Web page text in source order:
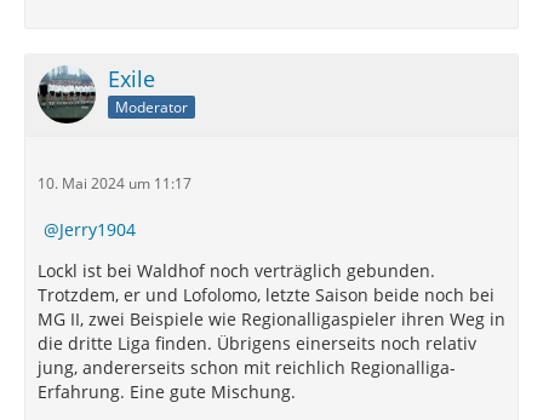
Manu (Fortuna Düsseldorf U23)
C - Spielstarker und torgefährlicher Ersatz für
Erste Vorschläge: Luca Sirch (Lok Leipzig), Tunay
Besar Halimi (Hallescher FC)
D - Typ Königstransfer als Marseiler-Ersatz
Erste Vorschläge: Lucas Cueto (Kommt bei DD nicht
wirklich zum Zug, obwohl er nach jeder
Einwechslung echt Dampf macht/ Nach den Jahren in
Karlsruhe und jetzt auch in Dresden braucht er mal
Exile
Moderator
10. Mai 2024 um 11:17
Jerry1904
Lockl ist bei Waldhof noch verträglich gebunden.
Trotzdem, er und Lofolomo, letzte Saison beide noch bei
MG II, zwei Beispiele wie Regionalligaspieler ihren Weg in
die dritte Liga finden. Übrigens einerseits noch relativ
jung, andererseits schon mit reichlich Regionalliga-
Erfahrung. Eine gute Mischung.